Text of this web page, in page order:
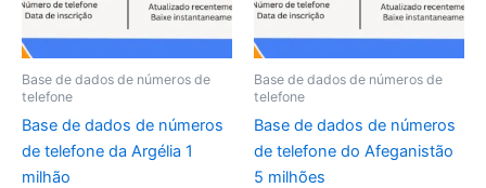
Base de dados de números de
telefone
Base de dados de números
de telefone da Argélia 1
milhão
Base de dados de números de
telefone
Base de dados de números
de telefone do Afeganistão
5 milhões